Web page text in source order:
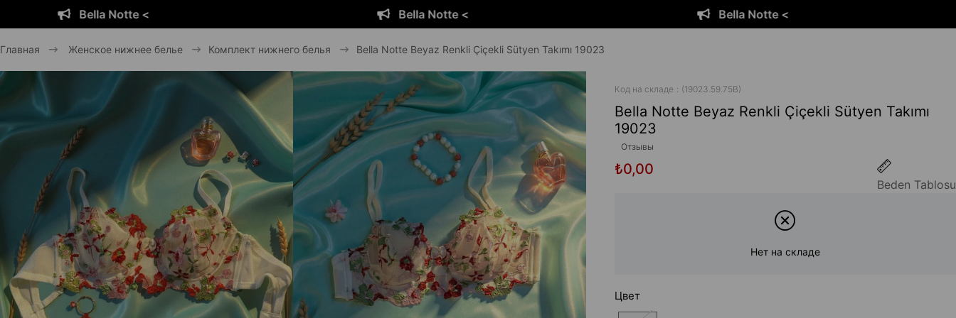
Главная Женское нижнее белье Комплект нижнего белья Bella Notte Beyaz Renkli Çiçekli Sütyen Takımı 19023
Код на складе (19023.59.75B)
Bella Notte Beyaz Renkli Çiçekli Sütyen Takımı
19023
Отзывы
₺0,00
Beden Tablosu
Нет на складе
Цвет